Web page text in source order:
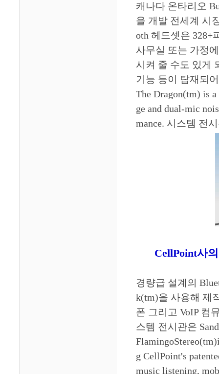
캐나다 온타리오
을 개발 전세계 시
oth 헤드셋은 328+
사무실 또는 가정
시켜 줄 수도 있게
기능 등이 탑재되
The Dragon(tm) is
ge and dual-mic
mance. 시스템 전
CellPoint사
경량급 설계의
k(tm)을 사용해 제
폰 그리고 VoIP 컴
스템 전시관은
g CellPoint's
music listening,